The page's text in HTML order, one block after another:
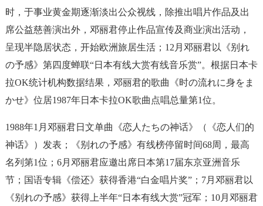
时，于事业黄金期逐渐淡出公众视线，除推出唱片作品及出
席公益慈善演出外，邓丽君停止作品宣传及商业演出活动，
呈现半隐居状态，开始欧洲旅居生活；12月邓丽君以《别れ
の予感》第四度蝉联“日本有线大赏有线音乐赏”。根据日本卡
拉OK统计机构数据结果，邓丽君的歌曲《时の流れに身をま
かせ》位居1987年日本卡拉OK歌曲点唱总量第1位。
1988年1月邓丽君日文单曲《恋人たちの神话》（《恋人们的
神话》）发表；《别れの予感》有线榜停留时间68周，最高
名列第1位；6月邓丽君应邀出席日本第17届东京亚洲音乐
节；国语专辑《偿还》获得香港“白金唱片奖”；7月邓丽君以
《别れの予感》获得上半年“日本有线大赏”冠军；10月邓丽君